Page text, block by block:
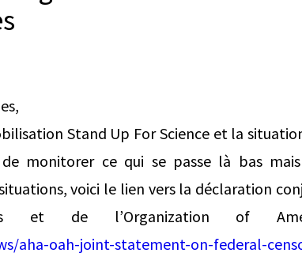
Stand Up For Science et la
monitorer ce qui se passe là bas
voici le lien vers la déclaration
et de l’Organization of
aha-oah-joint-statement-on-federal-